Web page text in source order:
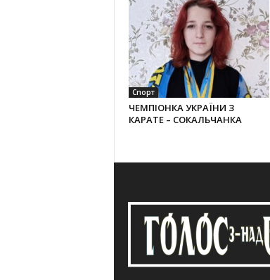
Спорт
ЧЕМПІОНКА УКРАЇНИ З
КАРАТЕ – СОКАЛЬЧАНКА